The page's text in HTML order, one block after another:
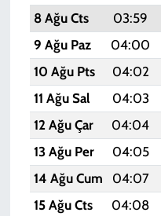
8 Ağu Cts
03:59
9 Ağu Paz
04:00
10 Ağu Pts
04:02
11 Ağu Sal
04:03
12 Ağu Çar
04:04
13 Ağu Per
04:05
14 Ağu Cum
04:07
15 Ağu Cts
04:08